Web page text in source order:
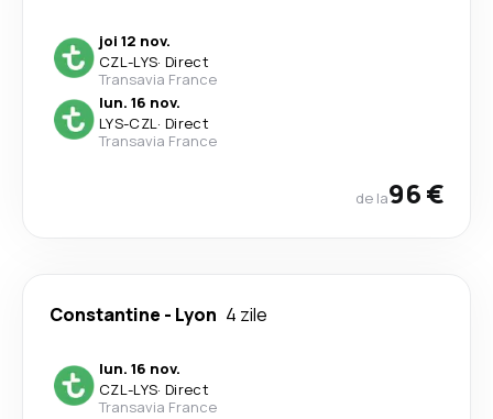
joi 12 nov.
CZL-LYS· Direct
Transavia France
lun. 16 nov.
LYS-CZL· Direct
Transavia France
de la96 €
Constantine - Lyon 4 zile
lun. 16 nov.
CZL-LYS· Direct
Transavia France